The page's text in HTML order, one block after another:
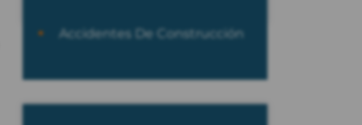
Accidentes De Construcción